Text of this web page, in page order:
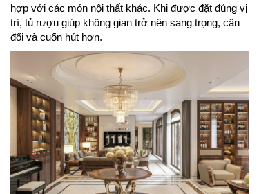
hợp với các món nội thất khác. Khi được đặt đúng vị
trí, tủ rượu giúp không gian trở nên sang trọng, cân
đối và cuốn hút hơn.